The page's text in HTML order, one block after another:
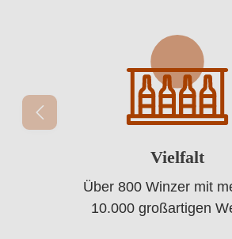
Vielfalt
Über 800 Winzer mit
10.000 großartigen